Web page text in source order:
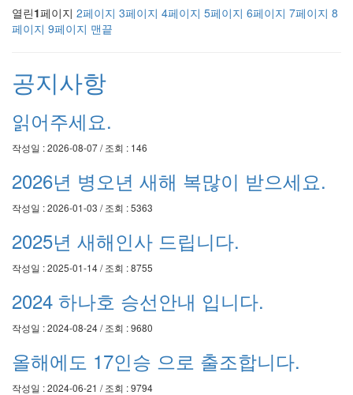
열린1페이지 2페이지 3페이지 4페이지 5페이지 6페이지 7페이지 8
페이지 9페이지 맨끝
공지사항
읽어주세요.
작성일 : 2026-08-07 / 조회 : 146
2026년 병오년 새해 복많이 받으세요.
작성일 : 2026-01-03 / 조회 : 5363
2025년 새해인사 드립니다.
작성일 : 2025-01-14 / 조회 : 8755
2024 하나호 승선안내 입니다.
작성일 : 2024-08-24 / 조회 : 9680
올해에도 17인승 으로 출조합니다.
작성일 : 2024-06-21 / 조회 : 9794